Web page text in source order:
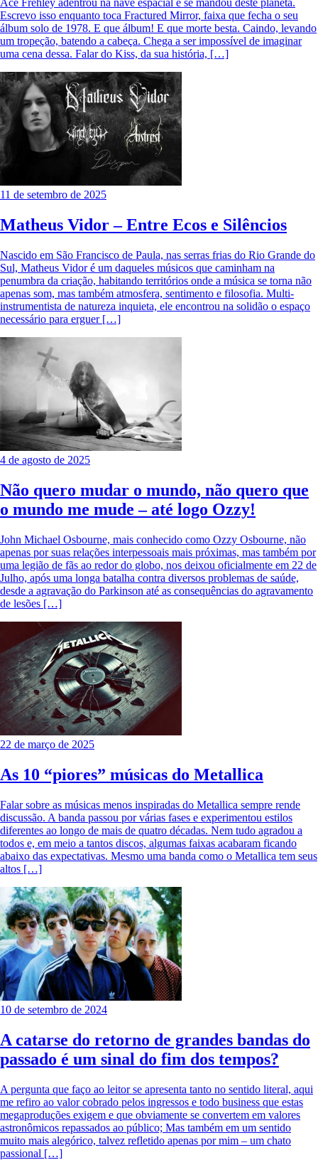
Ace Frehley adentrou na nave espacial e se mandou deste planeta.
Escrevo isso enquanto toca Fractured Mirror, faixa que fecha o seu
álbum solo de 1978. E que álbum! E que morte besta. Caindo, levando
um tropeção, batendo a cabeça. Chega a ser impossível de imaginar
uma cena dessa. Falar do Kiss, da sua história, […]
11 de setembro de 2025
Matheus Vidor – Entre Ecos e Silêncios
Nascido em São Francisco de Paula, nas serras frias do Rio Grande do
Sul, Matheus Vidor é um daqueles músicos que caminham na
penumbra da criação, habitando territórios onde a música se torna não
apenas som, mas também atmosfera, sentimento e filosofia. Multi-
instrumentista de natureza inquieta, ele encontrou na solidão o espaço
necessário para erguer […]
4 de agosto de 2025
Não quero mudar o mundo, não quero que
o mundo me mude – até logo Ozzy!
John Michael Osbourne, mais conhecido como Ozzy Osbourne, não
apenas por suas relações interpessoais mais próximas, mas também por
uma legião de fãs ao redor do globo, nos deixou oficialmente em 22 de
Julho, após uma longa batalha contra diversos problemas de saúde,
desde a agravação do Parkinson até as consequências do agravamento
de lesões […]
22 de março de 2025
As 10 “piores” músicas do Metallica
Falar sobre as músicas menos inspiradas do Metallica sempre rende
discussão. A banda passou por várias fases e experimentou estilos
diferentes ao longo de mais de quatro décadas. Nem tudo agradou a
todos e, em meio a tantos discos, algumas faixas acabaram ficando
abaixo das expectativas. Mesmo uma banda como o Metallica tem seus
altos […]
10 de setembro de 2024
A catarse do retorno de grandes bandas do
passado é um sinal do fim dos tempos?
A pergunta que faço ao leitor se apresenta tanto no sentido literal, aqui
me refiro ao valor cobrado pelos ingressos e todo business que estas
megaproduções exigem e que obviamente se convertem em valores
astronômicos repassados ao público; Mas também em um sentido
muito mais alegórico, talvez refletido apenas por mim – um chato
passional […]